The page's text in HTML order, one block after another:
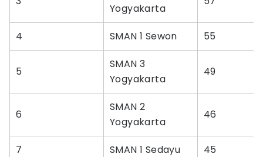
Yogyakarta
4 SMAN 1 Sewon 55
5
SMAN 3
Yogyakarta
49
6
SMAN 2
Yogyakarta
46
7 SMAN 1 Sedayu 45